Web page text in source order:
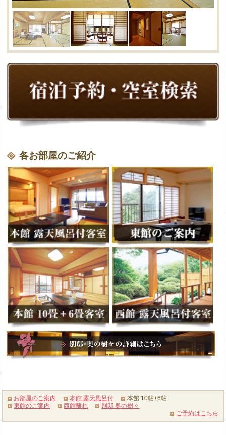
各お部屋のご紹介
お部屋のご案内 本館 露天風呂付
本館 10帖+6帖
東館のご案内
西館離れ
別邸 奥の樹々
ご予約はこちら